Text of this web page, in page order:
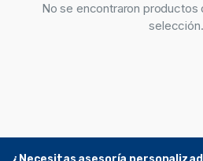
No se encontraron productos
selección.